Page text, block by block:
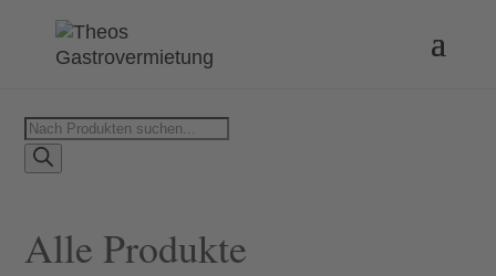
Products
search
Alle Produkte